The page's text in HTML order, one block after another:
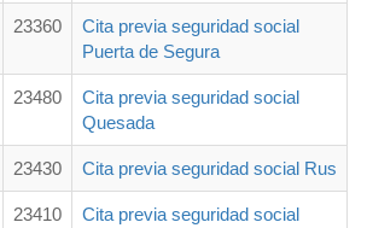
23360
Cita previa seguridad social
Puerta de Segura
23480
Cita previa seguridad social
Quesada
23430 Cita previa seguridad social Rus
23410
Cita previa seguridad social